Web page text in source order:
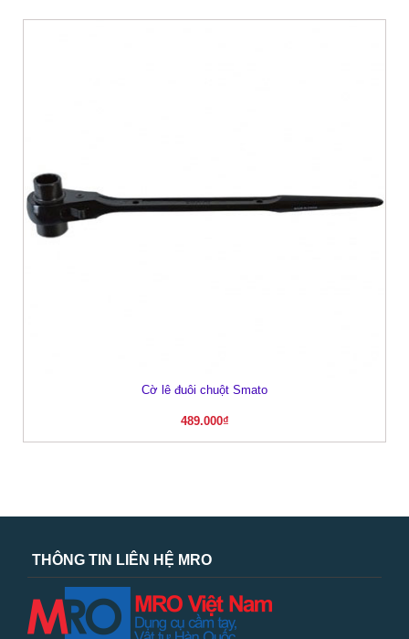
Cờ lê đuôi chuột Smato
489.000₫
THÔNG TIN LIÊN HỆ MRO